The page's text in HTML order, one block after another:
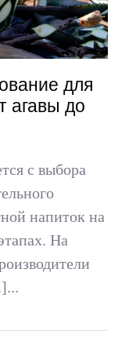
для
агавы до
с выбора
напиток на
На